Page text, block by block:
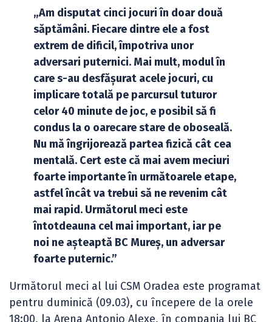
„Am disputat cinci jocuri în doar două
săptămâni. Fiecare dintre ele a fost
extrem de dificil, împotriva unor
adversari puternici. Mai mult, modul în
care s-au desfășurat acele jocuri, cu
implicare totală pe parcursul tuturor
celor 40 minute de joc, e posibil să fi
condus la o oarecare stare de oboseală.
Nu mă îngrijorează partea fizică cât cea
mentală. Cert este că mai avem meciuri
foarte importante în următoarele etape,
astfel încât va trebui să ne revenim cât
mai rapid. Următorul meci este
întotdeauna cel mai important, iar pe
noi ne așteaptă BC Mureș, un adversar
foarte puternic.”
Următorul meci al lui CSM Oradea este programat
pentru duminică (09.03), cu începere de la orele
18:00, la Arena Antonio Alexe, în compania lui BC